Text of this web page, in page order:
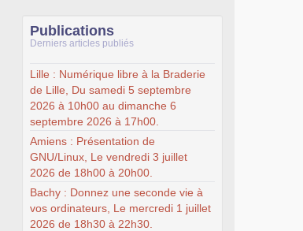
Publications
Derniers articles publiés
Lille : Numérique libre à la Braderie
de Lille, Du samedi 5 septembre
2026 à 10h00 au dimanche 6
septembre 2026 à 17h00.
Amiens : Présentation de
GNU/Linux, Le vendredi 3 juillet
2026 de 18h00 à 20h00.
Bachy : Donnez une seconde vie à
vos ordinateurs, Le mercredi 1 juillet
2026 de 18h30 à 22h30.